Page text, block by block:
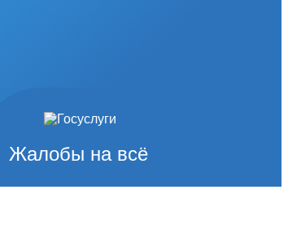
Жалобы на всё